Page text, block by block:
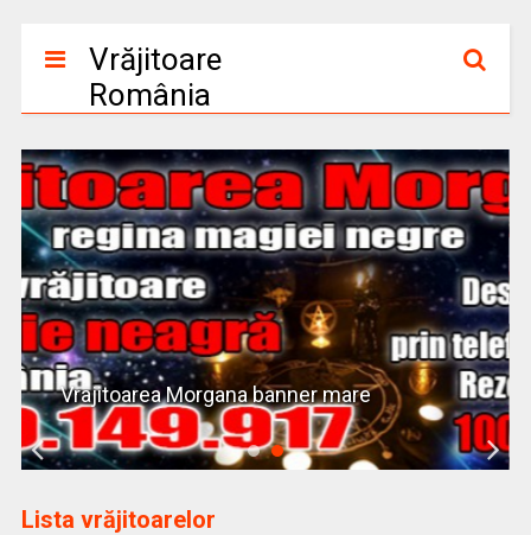
Vrăjitoare
România
Vrajitoarea Morgana banner mare
Lista vrăjitoarelor